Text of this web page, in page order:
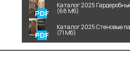
Каталог 2025
(68 Мб)
Каталог 2025 Стеновые
(71 Мб)